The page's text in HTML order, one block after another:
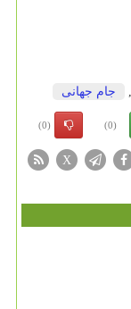
جام جهانی
(0)
(0)
X